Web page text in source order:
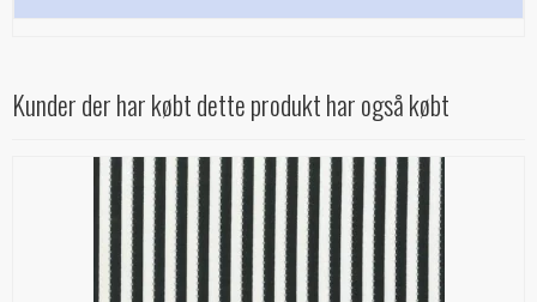
Kunder der har købt dette produkt har også købt